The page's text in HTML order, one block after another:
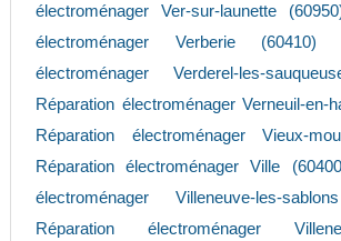
électroménager Ver-sur-launette
électroménager Verberie (60410)
électroménager Verderel-les-
Réparation électroménager Verneuil-en-
Réparation électroménager Vieux-
Réparation électroménager Ville
électroménager Villeneuve-les-
Réparation électroménager